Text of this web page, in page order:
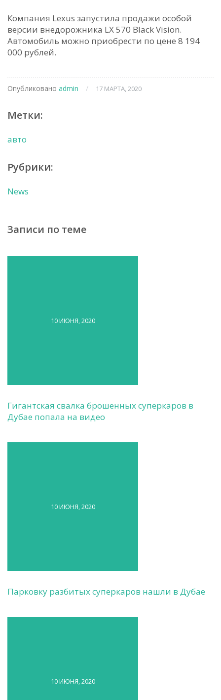
Компания Lexus запустила продажи особой
версии внедорожника LX 570 Black Vision.
Автомобиль можно приобрести по цене 8 194
000 рублей.
Опубликовано admin / 17 МАРТА, 2020
Метки:
авто
Рубрики:
News
Записи по теме
10 ИЮНЯ, 2020
Гигантская свалка брошенных суперкаров в
Дубае попала на видео
10 ИЮНЯ, 2020
Парковку разбитых суперкаров нашли в Дубае
10 ИЮНЯ, 2020